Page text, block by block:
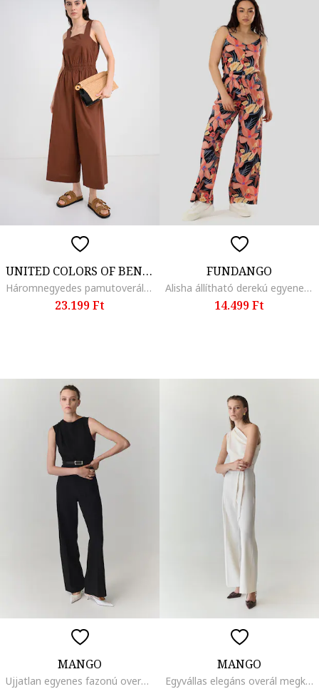
UNITED COLORS OF BENETTON
Háromnegyedes pamutoverál, Barna
23.199 Ft
FUNDANGO
Alisha állítható derekú egyenes fazonú overál, Narancssárga/Bézs/Tengerészkék
14.499 Ft
MANGO
Ujjatlan egyenes fazonú overál, Koptatott fekete
MANGO
Egyvállas elegáns overál megkötővel a derékrészen, Csontszín